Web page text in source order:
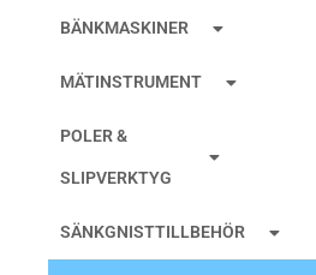
BÄNKMASKINER
MÄTINSTRUMENT
POLER &
SLIPVERKTYG
SÄNKGNISTTILLBEHÖR